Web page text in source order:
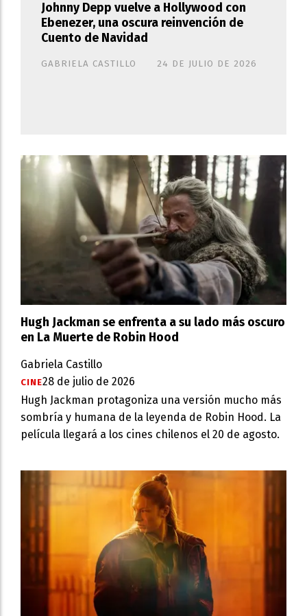
Johnny Depp vuelve a Hollywood con
Ebenezer, una oscura reinvención de
Cuento de Navidad
GABRIELA CASTILLO 24 DE JULIO DE 2026
Hugh Jackman se enfrenta a su lado más oscuro
en La Muerte de Robin Hood
Gabriela Castillo
CINE28 de julio de 2026
Hugh Jackman protagoniza una versión mucho más
sombría y humana de la leyenda de Robin Hood. La
película llegará a los cines chilenos el 20 de agosto.